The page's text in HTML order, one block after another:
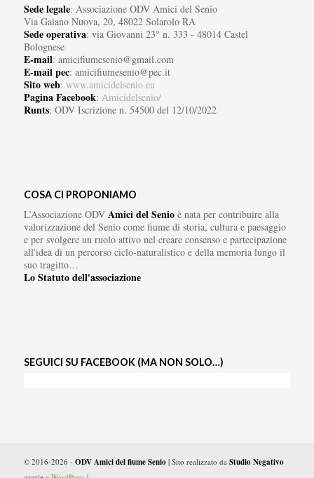
Sede legale: Associazione ODV Amici del Senio
Via Gaiano Nuova, 20, 48022 Solarolo RA
Sede operativa: via Giovanni 23° n. 333 - 48014 Castel
Bolognese
E-mail: amicifiumesenio@gmail.com
E-mail pec: amicifiumesenio@pec.it
Sito web: www.amicidelsenio.eu
Pagina Facebook: Amicidelsenio/
Runts: ODV Iscrizione n. 54500 del 12/10/2022
COSA CI PROPONIAMO
L’Associazione ODV Amici del Senioè nata per contribuire alla
valorizzazione del Senio come fiume di storia, cultura e paesaggio
e per svolgere un ruolo attivo nel creare consenso e partecipazione
all'idea di un percorso ciclo-naturalistico e della memoria lungo il
suo tragitto…
Lo Statuto dell'associazione
SEGUICI SU FACEBOOK (MA NON SOLO…)
© 2016-2026 - ODV Amici del fiume Senio| Sito realizzato da Studio Negativo